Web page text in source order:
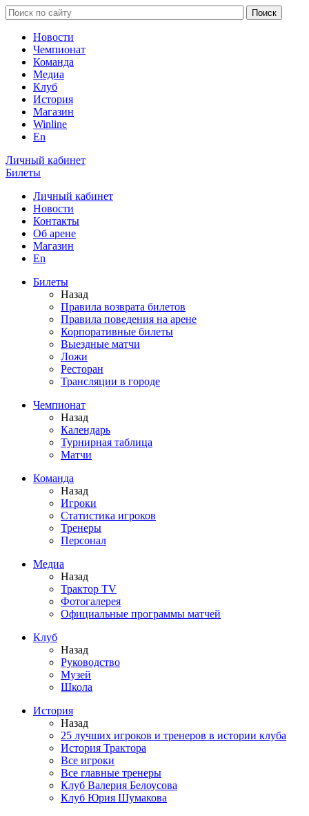
Новости
Чемпионат
Команда
Медиа
Клуб
История
Магазин
Winline
En
Личный кабинет
Билеты
Личный кабинет
Новости
Контакты
Об арене
Магазин
En
Билеты
Назад
Правила возврата билетов
Правила поведения на арене
Корпоративные билеты
Выездные матчи
Ложи
Ресторан
Трансляции в городе
Чемпионат
Назад
Календарь
Турнирная таблица
Матчи
Команда
Назад
Игроки
Статистика игроков
Тренеры
Персонал
Медиа
Назад
Трактор TV
Фотогалерея
Официальные программы матчей
Клуб
Назад
Руководство
Музей
Школа
История
Назад
25 лучших игроков и тренеров в истории клуба
История Трактора
Все игроки
Все главные тренеры
Клуб Валерия Белоусова
Клуб Юрия Шумакова